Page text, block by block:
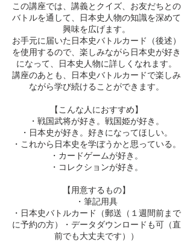
この講座では、講義とクイズ、お友だちとの
バトルを通して、日本史人物の知識を深めて
興味を広げます。
お手元に届いた日本史バトルカード（後述）
を使用するので、楽しみながら日本史が好き
になって、日本史人物に詳しくなれます。
講座のあとも、日本史バトルカードで楽しみ
ながら学び続けることができます。
【こんな人におすすめ】
・戦国武将が好き。戦国姫が好き。
・日本史が好き。好きになってほしい。
・これから日本史を学ぼうかと思っている。
・カードゲームが好き。
・コレクションが好き。
【用意するもの】
・筆記用具
・日本史バトルカード（郵送（１週間前まで
に予約の方）・データダウンロードも可（直
前でも大丈夫です））